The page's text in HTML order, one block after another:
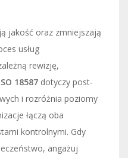
jakość oraz zmniejszają
usług
rewizję,
18587 dotyczy post-
i rozróżnia poziomy
łączą oba
kontrolnymi. Gdy
angażuj